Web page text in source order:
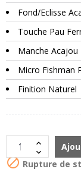
Fond/Eclisse
Touche Pau
Manche Acajou
Micro Fishman
Finition Naturel
 Rupture de